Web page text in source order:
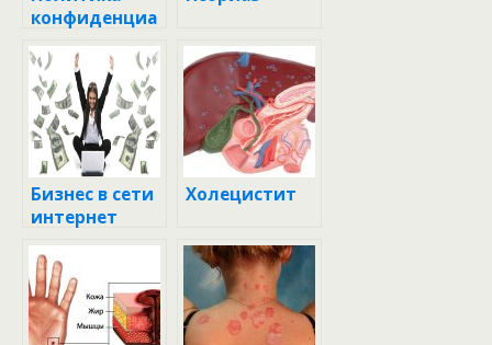
конфиденциа
льности
Бизнес в сети
интернет
Холецистит